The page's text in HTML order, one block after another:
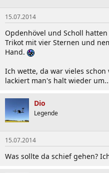
15.07.2014
Opdenhövel und Scholl
Trikot mit vier Sternen und
Hand.
Ich wette, da war vieles
lackiert man's halt wieder
Dio
Legende
15.07.2014
Was sollte da schief gehen?